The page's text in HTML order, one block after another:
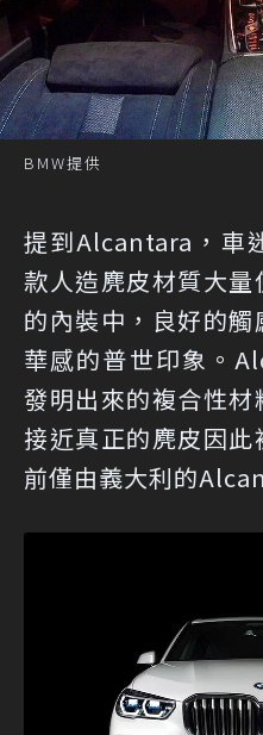
BMW提供
提到Alcantara，車
款人造麂皮材質大
的內裝中，良好的
華感的普世印象。
發明出來的複合性
接近真正的麂皮因
前僅由義大利的